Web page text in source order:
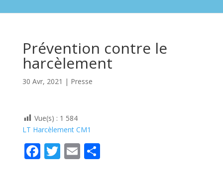
Prévention contre le
harcèlement
30 Avr, 2021 | Presse
Vue(s) : 1 584
LT Harcèlement CM1
F T E P